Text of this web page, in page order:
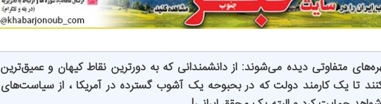
متفاوتی دیده می‌شوند: از دانشمندانی که به دورترین نقاط کیهان و عمیق‌ترین
تا یک کارمند دولت که در بحبوحه یک آشوب گسترده در آمریکا ، از سیاست‌های